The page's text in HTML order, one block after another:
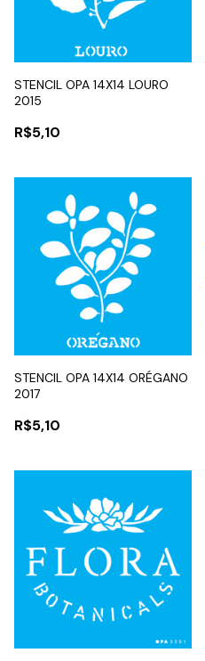
STENCIL OPA 14X14 LOURO
2015
R$5,10
STENCIL OPA 14X14 ORÉGANO
2017
R$5,10